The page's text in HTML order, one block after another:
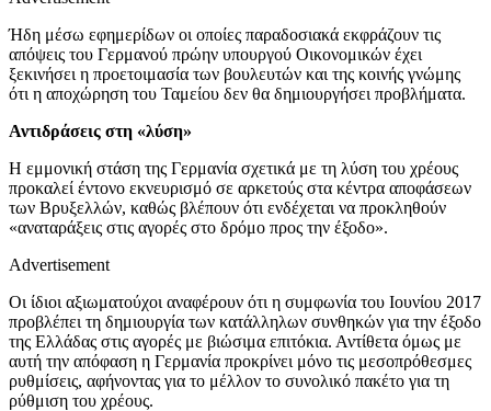
Ήδη μέσω εφημερίδων οι οποίες παραδοσιακά εκφράζουν τις
απόψεις του Γερμανού πρώην υπουργού Οικονομικών έχει
ξεκινήσει η προετοιμασία των βουλευτών και της κοινής γνώμης
ότι η αποχώρηση του Ταμείου δεν θα δημιουργήσει προβλήματα.
Αντιδράσεις στη «λύση»
Η εμμονική στάση της Γερμανία σχετικά με τη λύση του χρέους
προκαλεί έντονο εκνευρισμό σε αρκετούς στα κέντρα αποφάσεων
των Βρυξελλών, καθώς βλέπουν ότι ενδέχεται να προκληθούν
«αναταράξεις στις αγορές στο δρόμο προς την έξοδο».
Advertisement
Οι ίδιοι αξιωματούχοι αναφέρουν ότι η συμφωνία του Ιουνίου 2017
προβλέπει τη δημιουργία των κατάλληλων συνθηκών για την έξοδο
της Ελλάδας στις αγορές με βιώσιμα επιτόκια. Αντίθετα όμως με
αυτή την απόφαση η Γερμανία προκρίνει μόνο τις μεσοπρόθεσμες
ρυθμίσεις, αφήνοντας για το μέλλον το συνολικό πακέτο για τη
ρύθμιση του χρέους.